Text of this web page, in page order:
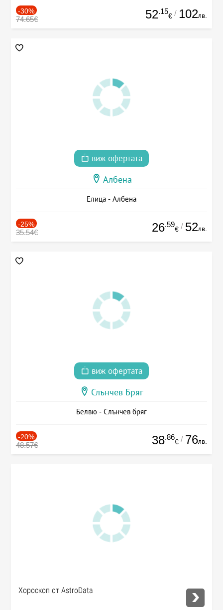
-30%
74.65€ 52.15
€ / 102лв.
виж офертата
Албена
Елица - Албена
-25%
35.54€ 26.59
€ / 52лв.
виж офертата
Слънчев Бряг
Белвю - Слънчев бряг
-20%
48.57€ 38.86
€ / 76лв.
Хороскоп от AstroData